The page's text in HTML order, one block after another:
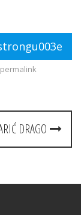
permalink
DRAGO